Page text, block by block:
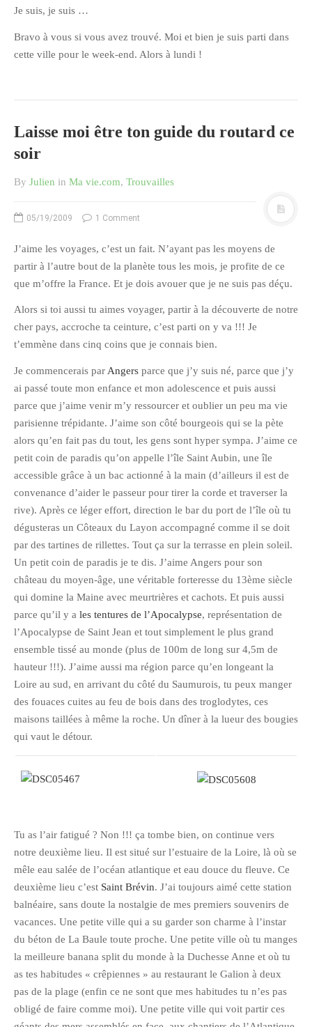
mars 2011
août 2010
juillet 2010
avril 2010
février 2010
octobre 2009
août 2009
juillet 2009
juin 2009
mai 2009
février 2009
janvier 2009
décembre 2008
novembre 2008
Je suis, je suis …
Bravo à vous si vous avez trouvé. Moi et bien je suis parti dans
cette ville pour le week-end. Alors à lundi !
Laisse moi être ton guide du routard ce
soir
By Julien in Ma vie.com, Trouvailles
05/19/2009 1 Comment
J’aime les voyages, c’est un fait. N’ayant pas les moyens de
partir à l’autre bout de la planète tous les mois, je profite de ce
que m’offre la France. Et je dois avouer que je ne suis pas déçu.
Alors si toi aussi tu aimes voyager, partir à la découverte de notre
cher pays, accroche ta ceinture, c’est parti on y va !!! Je
t’emmène dans cinq coins que je connais bien.
Je commencerais par Angers parce que j’y suis né, parce que j’y
ai passé toute mon enfance et mon adolescence et puis aussi
parce que j’aime venir m’y ressourcer et oublier un peu ma vie
parisienne trépidante. J’aime son côté bourgeois qui se la pète
alors qu’en fait pas du tout, les gens sont hyper sympa. J’aime ce
petit coin de paradis qu’on appelle l’île Saint Aubin, une île
accessible grâce à un bac actionné à la main (d’ailleurs il est de
convenance d’aider le passeur pour tirer la corde et traverser la
rive). Après ce léger effort, direction le bar du port de l’île où tu
dégusteras un Côteaux du Layon accompagné comme il se doit
par des tartines de rillettes. Tout ça sur la terrasse en plein soleil.
Un petit coin de paradis je te dis. J’aime Angers pour son
château du moyen-âge, une véritable forteresse du 13ème siècle
qui domine la Maine avec meurtrières et cachots. Et puis aussi
parce qu’il y a les tentures de l’Apocalypse, représentation de
l’Apocalypse de Saint Jean et tout simplement le plus grand
ensemble tissé au monde (plus de 100m de long sur 4,5m de
hauteur !!!). J’aime aussi ma région parce qu’en longeant la
Loire au sud, en arrivant du côté du Saumurois, tu peux manger
des fouaces cuites au feu de bois dans des troglodytes, ces
maisons taillées à même la roche. Un dîner à la lueur des bougies
qui vaut le détour.
Tu as l’air fatigué ? Non !!! ça tombe bien, on continue vers
notre deuxième lieu. Il est situé sur l’estuaire de la Loire, là où se
mêle eau salée de l’océan atlantique et eau douce du fleuve. Ce
deuxième lieu c’est Saint Brévin. J’ai toujours aimé cette station
balnéaire, sans doute la nostalgie de mes premiers souvenirs de
vacances. Une petite ville qui a su garder son charme à l’instar
du béton de La Baule toute proche. Une petite ville où tu manges
la meilleure banana split du monde à la Duchesse Anne et où tu
as tes habitudes « crêpiennes » au restaurant le Galion à deux
pas de la plage (enfin ce ne sont que mes habitudes tu n’es pas
obligé de faire comme moi). Une petite ville qui voit partir ces